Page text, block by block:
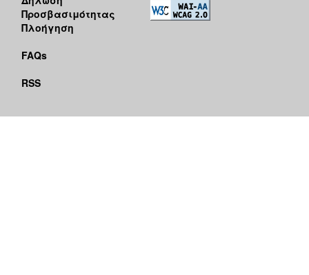
Προσβασιμότητας
Πλοήγηση
FAQs
RSS